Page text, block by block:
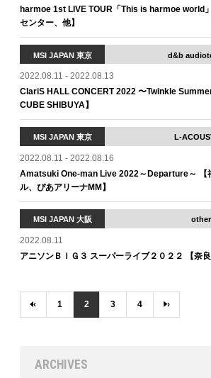
harmoe 1st LIVE TOUR「This is harmoe world
センター、他】
MSI JAPAN 東京 d&b
2022.08.11 - 2022.08.13
ClariS HALL CONCERT 2022 〜Twinkle
CUBE SHIBUYA】
MSI JAPAN 東京 L-
2022.08.11 - 2022.08.16
Amatsuki One-man Live 2022～Departure～ 【
ル、ぴあアリーナMM】
MSI JAPAN 大阪 other
2022.08.11
アニソンＢＩＧ３ スーパーライブ２０２２ 【奈
‹ 1 2 3 4 ›
ARCHIVES